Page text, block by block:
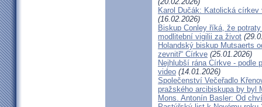
Karol Dučák: Katolická
(16.02.2026)
Biskup Conley říká, že
modlitební vigilii za život
Holandský biskup Mutsaerts
zevnitř“ Církve (25.01.2026)
Nejhlubší rána Církve - podle
video (14.01.2026)
Společenství Večeřadlo
pražského arcibiskupa by byl
Mons. Antonín Basler: Od